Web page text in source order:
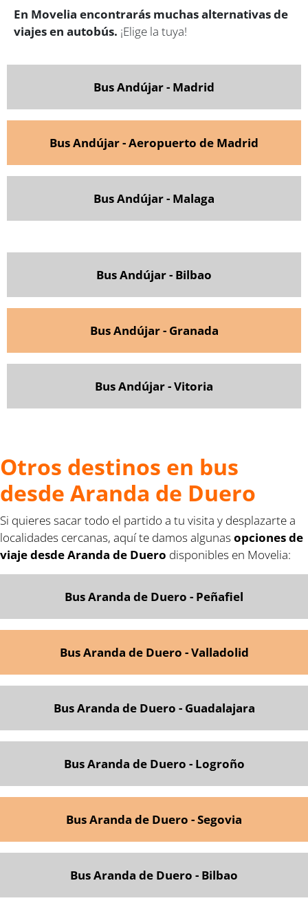
En Movelia encontrarás muchas alternativas de
viajes en autobús. ¡Elige la tuya!
Bus Andújar - Madrid
Bus Andújar - Aeropuerto de Madrid
Bus Andújar - Malaga
Bus Andújar - Bilbao
Bus Andújar - Granada
Bus Andújar - Vitoria
Otros destinos en bus
desde Aranda de Duero
Si quieres sacar todo el partido a tu visita y desplazarte a
localidades cercanas, aquí te damos algunasopciones de
viaje desde Aranda de Duero disponibles en Movelia:
Bus Aranda de Duero - Peñafiel
Bus Aranda de Duero - Valladolid
Bus Aranda de Duero - Guadalajara
Bus Aranda de Duero - Logroño
Bus Aranda de Duero - Segovia
Bus Aranda de Duero - Bilbao